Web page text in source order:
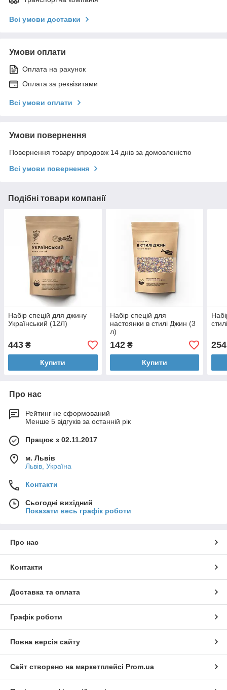
Всі умови доставки
Умови оплати
Оплата на рахунок
Оплата за реквізитами
Всі умови оплати
Умови повернення
Повернення товару впродовж 14 днів за домовленістю
Всі умови повернення
Подібні товари компанії
Набір спецій для джину
Український (12Л)
443 ₴
Купити
Набір спецій для
настоянки в стилі Джин (3
л)
142₴
Купити
254
Про нас
Рейтинг не сформований
Менше 5 відгуків за останній рік
Працює з 02.11.2017
м. Львів
Львів, Україна
Контакти
Сьогодні вихідний
Показати весь графік роботи
Про нас
Контакти
Доставка та оплата
Графік роботи
Повна версія сайту
Сайт створено на маркетплейсі Prom.ua